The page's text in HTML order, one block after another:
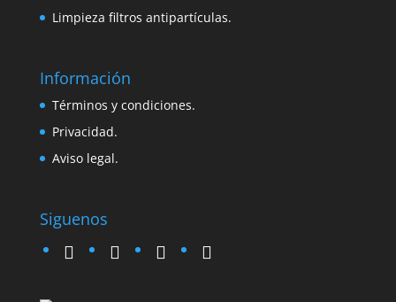
Limpieza filtros antipartículas.
Información
Términos y condiciones.
Privacidad.
Aviso legal.
Siguenos
twitter instagramfacebook google